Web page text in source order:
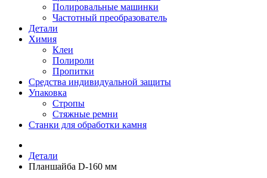
Полировальные машинки
Частотный преобразователь
Детали
Химия
Клеи
Полироли
Пропитки
Средства индивидуальной защиты
Упаковка
Стропы
Стяжные ремни
Станки для обработки камня
Детали
Планшайба D-160 мм